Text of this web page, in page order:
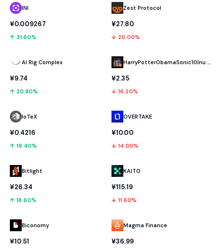
INI
¥0.009267
↑ 31.60%
AI Rig Complex
¥9.74
↑ 20.80%
IoTeX
¥0.4216
↑ 19.40%
Bitlight
¥26.34
↑ 18.60%
Biconomy
¥10.51
Zest Protocol
¥27.80
↓ 20.00%
HarryPotterObamaSonic10Inu (ETH)
¥2.35
↓ 16.20%
OVERTAKE
¥10.00
↓ 14.00%
KAITO
¥115.19
↓ 11.60%
Magma Finance
¥36.99